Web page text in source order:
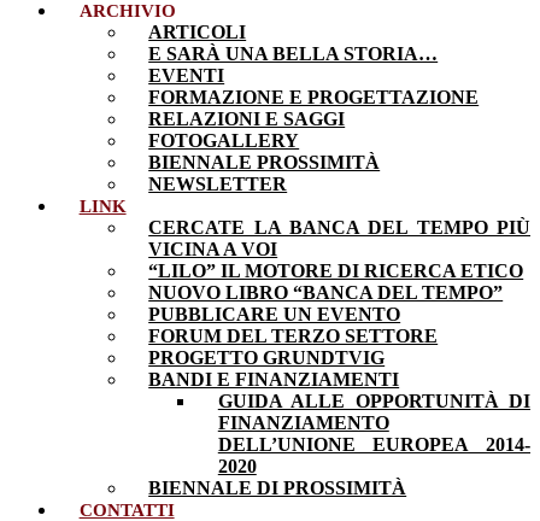
ARCHIVIO
ARTICOLI
E SARÀ UNA BELLA STORIA…
EVENTI
FORMAZIONE E PROGETTAZIONE
RELAZIONI E SAGGI
FOTOGALLERY
BIENNALE PROSSIMITÀ
NEWSLETTER
LINK
CERCATE LA BANCA DEL TEMPO PIÙ
VICINA A VOI
“LILO” IL MOTORE DI RICERCA ETICO
NUOVO LIBRO “BANCA DEL TEMPO”
PUBBLICARE UN EVENTO
FORUM DEL TERZO SETTORE
PROGETTO GRUNDTVIG
BANDI E FINANZIAMENTI
GUIDA ALLE OPPORTUNITÀ DI
FINANZIAMENTO
DELL’UNIONE EUROPEA 2014-
2020
BIENNALE DI PROSSIMITÀ
CONTATTI